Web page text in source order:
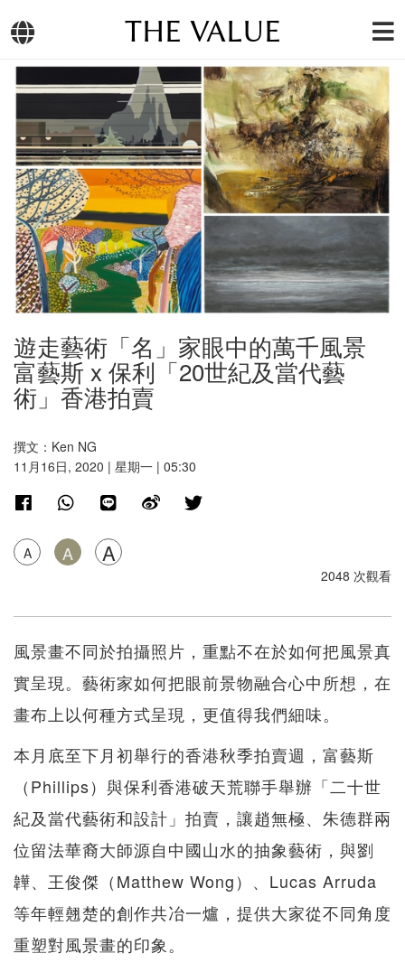
THE VALUE
遊走藝術「名」家眼中的萬千風景
富藝斯 x 保利「20世紀及當代藝
術」香港拍賣
撰文：Ken NG
11月16日, 2020 | 星期一 | 05:30
A A A
2048 次觀看
風景畫不同於拍攝照片，重點不在於如何把風景真
實呈現。藝術家如何把眼前景物融合心中所想，在
畫布上以何種方式呈現，更值得我們細味。
本月底至下月初舉行的香港秋季拍賣週，富藝斯
（Phillips）與保利香港破天荒聯手舉辦「二十世
紀及當代藝術和設計」拍賣，讓趙無極、朱德群兩
位留法華裔大師源自中國山水的抽象藝術，與劉
韡、王俊傑（Matthew Wong）、Lucas Arruda
等年輕翹楚的創作共冶一爐，提供大家從不同角度
重塑對風景畫的印象。